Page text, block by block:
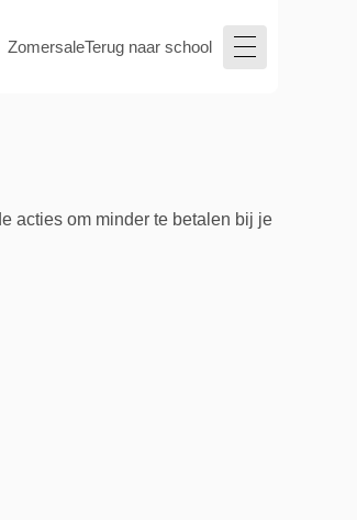
ZomersaleTerug naar school
acties om minder te betalen bij je